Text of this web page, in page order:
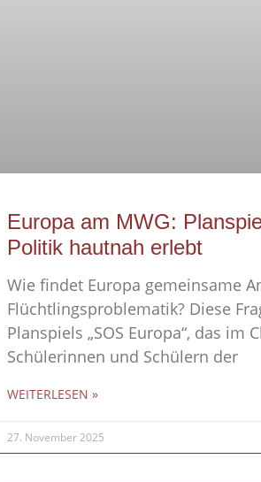
Europa am MWG:
Politik hautnah erlebt
Wie findet Europa gemeinsame
Flüchtlingsproblematik? Diese
Planspiels „SOS Europa“, das im
Schülerinnen und Schülern der
WEITERLESEN »
27. November 2025